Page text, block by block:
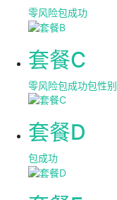
零风险包成功
套餐C
零风险包成功包性别
套餐D
包成功